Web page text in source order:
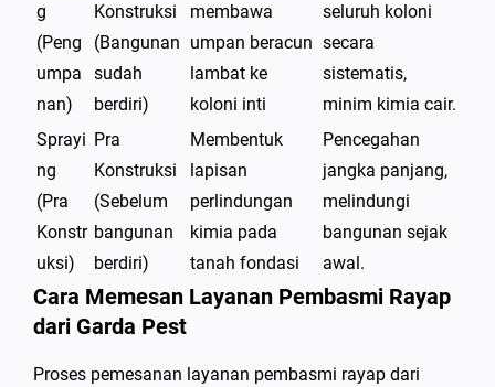
g
(Peng
umpa
nan)
Konstruksi
(Bangunan
sudah
berdiri)
membawa
umpan beracun
lambat ke
koloni inti
seluruh koloni
secara
sistematis,
minim kimia cair.
Sprayi
ng
(Pra
Konstr
uksi)
Pra
Konstruksi
(Sebelum
bangunan
berdiri)
Membentuk
lapisan
perlindungan
kimia pada
tanah fondasi
Pencegahan
jangka panjang,
melindungi
bangunan sejak
awal.
Cara Memesan Layanan Pembasmi Rayap
dari Garda Pest
Proses pemesanan layanan pembasmi rayap dari